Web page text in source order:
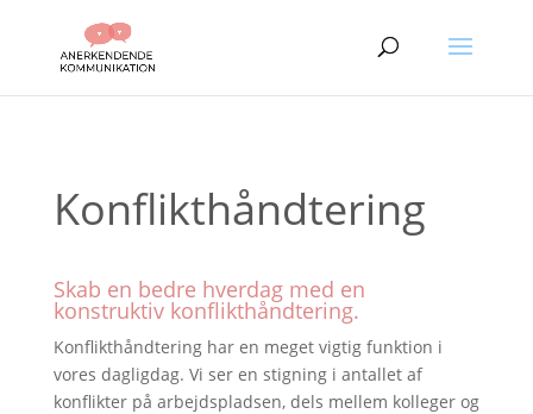
Konflikthåndtering
Skab en bedre hverdag med en
konstruktiv konflikthåndtering.
Konflikthåndtering har en meget vigtig funktion i
vores dagligdag. Vi ser en stigning i antallet af
konflikter på arbejdspladsen, dels mellem kolleger og